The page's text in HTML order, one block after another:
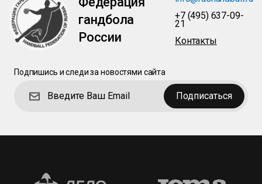
гандбола
России
+7 (495) 637-09-
21
Контакты
Подпишись и следи за новостями сайта
Подписаться